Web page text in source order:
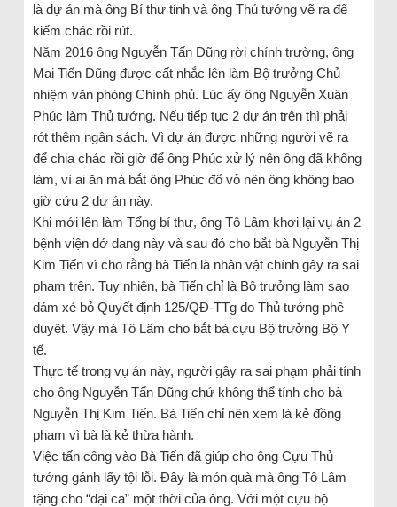
là dự án mà ông Bí thư tỉnh và ông Thủ tướng vẽ ra để
kiếm chác rồi rút.
Năm 2016 ông Nguyễn Tấn Dũng rời chính trường, ông
Mai Tiến Dũng được cất nhắc lên làm Bộ trưởng Chủ
nhiệm văn phòng Chính phủ. Lúc ấy ông Nguyễn Xuân
Phúc làm Thủ tướng. Nếu tiếp tục 2 dự án trên thì phải
rót thêm ngân sách. Vì dự án được những người vẽ ra
để chia chác rồi giờ để ông Phúc xử lý nên ông đã không
làm, vì ai ăn mà bắt ông Phúc đổ vỏ nên ông không bao
giờ cứu 2 dự án này.
Khi mới lên làm Tổng bí thư, ông Tô Lâm khơi lại vụ án 2
bệnh viện dở dang này và sau đó cho bắt bà Nguyễn Thị
Kim Tiến vì cho rằng bà Tiến là nhân vật chính gây ra sai
phạm trên. Tuy nhiên, bà Tiến chỉ là Bộ trưởng làm sao
dám xé bỏ Quyết định 125/QĐ-TTg do Thủ tướng phê
duyệt. Vậy mà Tô Lâm cho bắt bà cựu Bộ trưởng Bộ Y
tế.
Thực tế trong vụ án này, người gây ra sai phạm phải tính
cho ông Nguyễn Tấn Dũng chứ không thể tính cho bà
Nguyễn Thị Kim Tiến. Bà Tiến chỉ nên xem là kẻ đồng
phạm vì bà là kẻ thừa hành.
Việc tấn công vào Bà Tiến đã giúp cho ông Cựu Thủ
tướng gánh lấy tội lỗi. Đây là món quà mà ông Tô Lâm
tặng cho “đại ca” một thời của ông. Với một cựu bộ